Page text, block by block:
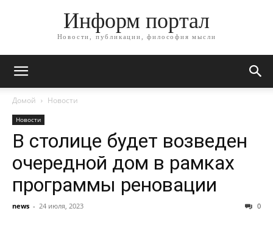
Информ портал
Новости, публикации, философия мысли
Домой Новости
Новости
В столице будет возведен
очередной дом в рамках
программы реновации
news - 24 июля, 2023 0